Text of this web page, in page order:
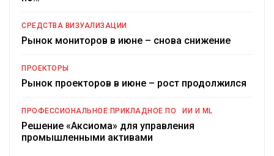
СРЕДСТВА ВИЗУАЛИЗАЦИИ
Рынок мониторов в июне – снова снижение
ПРОЕКТОРЫ
Рынок проекторов в июне – рост продолжился
ПРОФЕССИОНАЛЬНОЕ ПРИКЛАДНОЕ ПО ИИ И ML
Решение «Аксиома» для управления
промышленными активами